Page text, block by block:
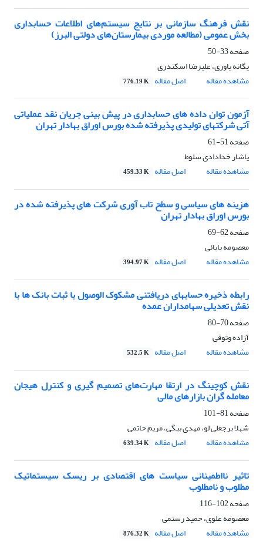
نقش فرهنگ سازمانی بر نتایج سیستم‌های اطلاعات حسابداری
بخش عمومی (مطالعه موردی بیمارستان‌های دولتی البرز)
صفحه33-50
یگانه یاوری، علیرضا اسکندری
مشاهده مقاله
اصل مقاله 776.19 K
آزمون توان داده‏ های حسابداری در پیش بینی جریان نقد عملیاتی
آتی شرکت‏های تولیدی پذیرفته شده بورس اوراق بهادار تهران
صفحه51-61
یاشار خدادادی سلوط
مشاهده مقاله
اصل مقاله 459.33 K
هزینه های سیاسی و سطح تاب آوری شرکت های پذیرفته شده در
بورس اوراق بهادار تهران
صفحه62-69
معصومه بابائی
مشاهده مقاله
اصل مقاله 394.97 K
رابطه ذخیره حسابهای دریافتنی مشکوک الوصول با ثبات بانک ها با
نقش تعدیلی سهامداران عمده
صفحه70-80
آزاده وثوقی
مشاهده مقاله
اصل مقاله 532.5 K
نقش کوچینگ در ارتقا مهارت‌های تصمیم گیری و کنترل هیجان
معامله گران بازارهای مالی
صفحه81-101
شهلا برجعلی لو، مهدی بیگی، مریم حاتمی
مشاهده مقاله
اصل مقاله 639.34 K
تاثیر نااطمینانی سیاست های اقتصادی بر ریسک سیستماتیک
مطلوب و نامطلوب
صفحه102-116
معصومه علوی، حمید رستمی
مشاهده مقاله
اصل مقاله 876.32 K